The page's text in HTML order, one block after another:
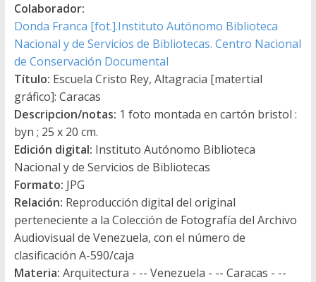
Colaborador:
Donda Franca [fot.].Instituto Autónomo Biblioteca
Nacional y de Servicios de Bibliotecas. Centro Nacional
de Conservación Documental
Título: Escuela Cristo Rey, Altagracia [matertial
gráfico]: Caracas
Descripcion/notas: 1 foto montada en cartón bristol :
byn ; 25 x 20 cm.
Edición digital: Instituto Autónomo Biblioteca
Nacional y de Servicios de Bibliotecas
Formato: JPG
Relación: Reproducción digital del original
perteneciente a la Colección de Fotografía del Archivo
Audiovisual de Venezuela, con el número de
clasificación A-590/caja
Materia: Arquitectura - -- Venezuela - -- Caracas - --